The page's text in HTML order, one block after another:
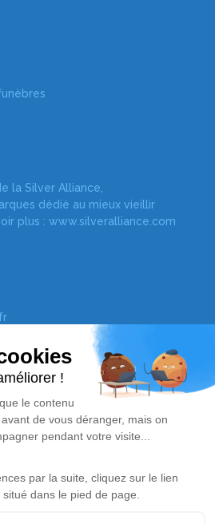
la Silver Alliance,
dédié au mieux vieillir
plus : www.silveralliance.com